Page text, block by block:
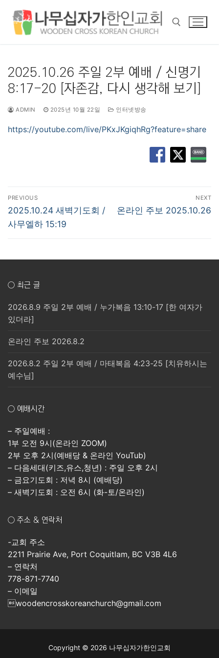
2025.10.26 주일 2부 예배 / 신명기
8:17-20 [자존감, 다시 생각해 보기]
ADMIN 2025년 10월 22일 인터넷방송
https://youtube.com/live/PKxJKgiqhRg?feature=share
글
탐
색
PREVIOUS
Previous
post:
2025.10.24 새벽기도회 /
사무엘하 15:19
NEXT
Next
온라인 주보 2025.10.26
○ 최근 글
2026.8.9 주일 2부 예배 / 누가복음 13:10-17 [한 여자가
있더라]
온라인 주보 2026.8.2
2026.8.2 주일 2부 예배 / 마태복음 4:23-25 [치유하시는
예수님]
○ 예배시간
– 주일예배 :
1부 오전 9시(온라인 ZOOM)
2부 오후 2시(예배당 & 온라인 YouTub)
– 다음세대(키즈,유스,청년) : 주일 오후 2시
– 금요기도회 : 저녁 8시 (예배당)
– 새벽기도회 : 오전 6시 (화-토/온라인)
○ 주소 & 연락처
-교회 주소
2211 Prairie Ave, Port Coquitlam, BC V3B 4L6
– 연락처
778-871-7740
– 이메일
woodencrosskoreanchurch@gmail.com
Copyright © 2026 나무십자가한인교회